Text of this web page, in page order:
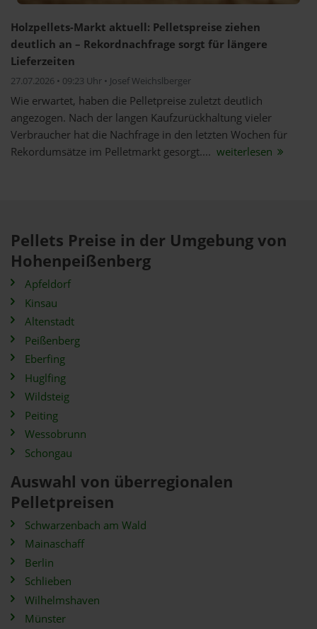
Holzpellets-Markt aktuell: Pelletspreise ziehen
deutlich an – Rekordnachfrage sorgt für längere
Lieferzeiten
27.07.2026 • 09:23 Uhr • Josef Weichslberger
Wie erwartet, haben die Pelletpreise zuletzt deutlich
angezogen. Nach der langen Kaufzurückhaltung vieler
Verbraucher hat die Nachfrage in den letzten Wochen für
Rekordumsätze im Pelletmarkt gesorgt.... weiterlesen
Pellets Preise in der Umgebung von
Hohenpeißenberg
Apfeldorf
Kinsau
Altenstadt
Peißenberg
Eberfing
Huglfing
Wildsteig
Peiting
Wessobrunn
Schongau
Auswahl von überregionalen
Pelletpreisen
Schwarzenbach am Wald
Mainaschaff
Berlin
Schlieben
Wilhelmshaven
Münster